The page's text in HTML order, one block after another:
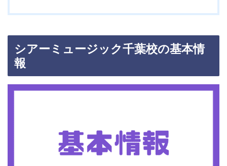
シアーミュージック千葉校の基本情
報